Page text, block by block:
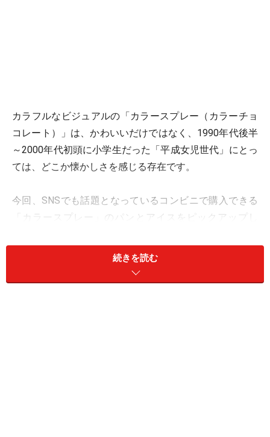
カラフルなビジュアルの「カラースプレー（カラーチョ
コレート）」は、かわいいだけではなく、1990年代後半
～2000年代初頭に小学生だった「平成女児世代」にとっ
ては、どこか懐かしさを感じる存在です。
今回、SNSでも話題となっているコンビニで購入できる
「カラースプレー」のパンとアイスをピックアップし
＜目次＞
続きを読む